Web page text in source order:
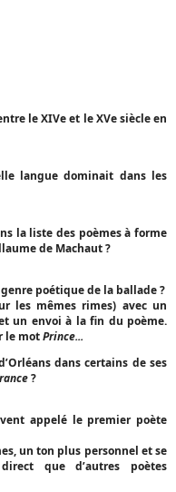
le XIVe et le XVe siècle en
langue dominait dans les
la liste des poèmes à forme
de Machaut ?
poétique de la ballade ?
les mêmes rimes) avec un
un envoi à la fin du poème.
le motPrince...
dans certains de ses
?
appelé le premier poète
un ton plus personnel et se
que d’autres poètes